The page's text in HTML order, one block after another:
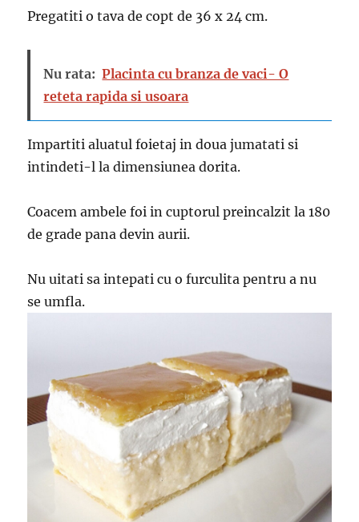
Pregatiti o tava de copt de 36 x 24 cm.
Nu rata: Placinta cu branza de vaci- O
reteta rapida si usoara
Impartiti aluatul foietaj in doua jumatati si
intindeti-l la dimensiunea dorita.
Coacem ambele foi in cuptorul preincalzit la 180
de grade pana devin aurii.
Nu uitati sa intepati cu o furculita pentru a nu
se umfla.